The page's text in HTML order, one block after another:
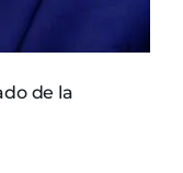
de la